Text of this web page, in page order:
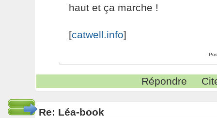
haut et ça marche !
[catwell.info]
Répondre
Re: Léa-book